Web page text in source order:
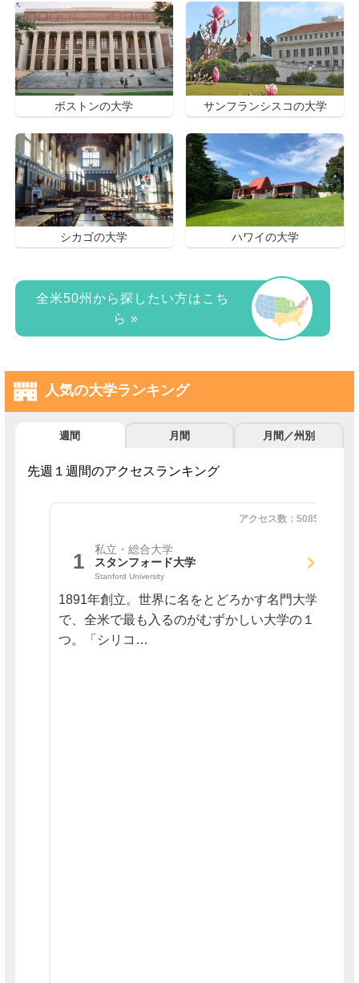
ボストンの大学 サンフランシスコの大学
シカゴの大学 ハワイの大学
全米50州から探したい方はこち
ら »
人気の大学ランキング
週間 月間 月間／州別
先週１週間のアクセスランキング
アクセス数：5085
1
私立・総合大学
スタンフォード大学
Stanford University
1891年創立。世界に名をとどろかす名門大学
で、全米で最も入るのがむずかしい大学の１
つ。「シリコ…